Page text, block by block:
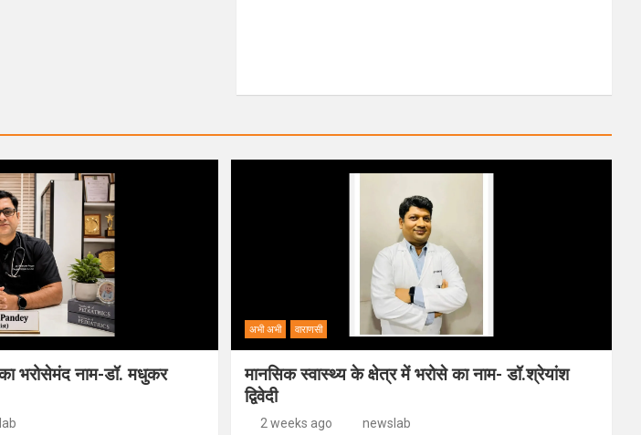
भरोसेमंद नाम-डॉ. मधुकर
अभी अभी वाराणसी
मानसिक स्वास्थ्य के क्षेत्र में भरोसे का नाम- डॉ.श्रेयांश
द्विवेदी
2 weeks ago newslab